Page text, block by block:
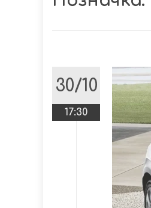
30/10
17:30